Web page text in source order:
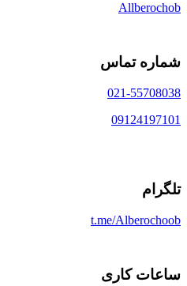
Allberochob
شماره تماس
021-55708038
09124197101
تلگرام
t.me/Alberochoob
ساعات کاری